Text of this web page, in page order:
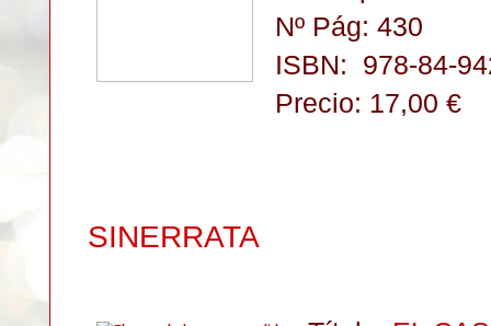
Nº Pág: 430
ISBN: 978-84-
Precio: 17,00 €
SINERRATA